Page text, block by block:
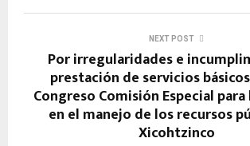
NEXT POST
Por irregularidades e
prestación de servicios
Congreso Comisión Especial
en el manejo de los recursos
Xicohtzinco